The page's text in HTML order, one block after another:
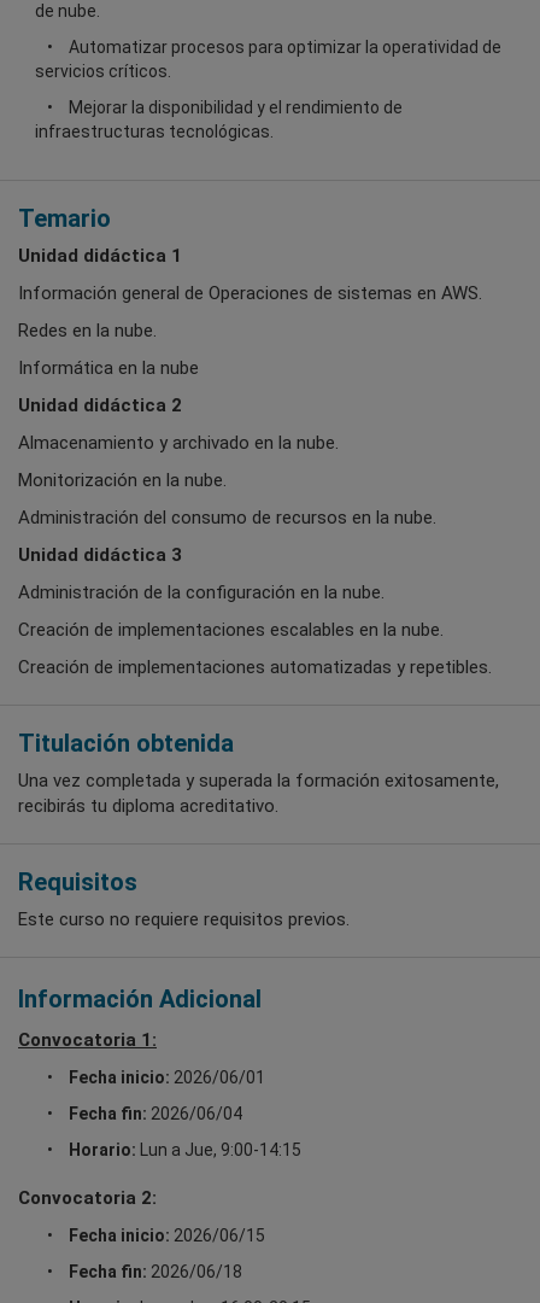
de nube.
Automatizar procesos para optimizar la operatividad de
servicios críticos.
Mejorar la disponibilidad y el rendimiento de
infraestructuras tecnológicas.
Temario
Unidad didáctica 1
Información general de Operaciones de sistemas en AWS.
Redes en la nube.
Informática en la nube
Unidad didáctica 2
Almacenamiento y archivado en la nube.
Monitorización en la nube.
Administración del consumo de recursos en la nube.
Unidad didáctica 3
Administración de la configuración en la nube.
Creación de implementaciones escalables en la nube.
Creación de implementaciones automatizadas y repetibles.
Titulación obtenida
Una vez completada y superada la formación exitosamente,
recibirás tu diploma acreditativo.
Requisitos
Este curso no requiere requisitos previos.
Información Adicional
Convocatoria 1:
Fecha inicio: 2026/06/01
Fecha fin: 2026/06/04
Horario: Lun a Jue, 9:00-14:15
Convocatoria 2:
Fecha inicio: 2026/06/15
Fecha fin: 2026/06/18